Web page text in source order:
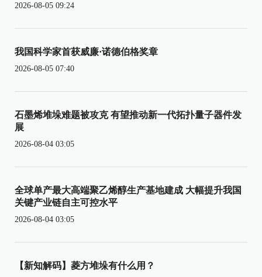
2026-08-05 09:24
我国科学家首获威廉·诺德伯格奖章
2026-08-05 07:40
石墨烯堆垛难题被攻克 有望推动新一代拓扑量子器件发
展
2026-08-04 03:05
全球单产最大高端聚乙烯醇生产基地建成 大幅提升我国
关键产业链自主可控水平
2026-08-04 03:05
【新知解码】菱方堆垛有什么用？